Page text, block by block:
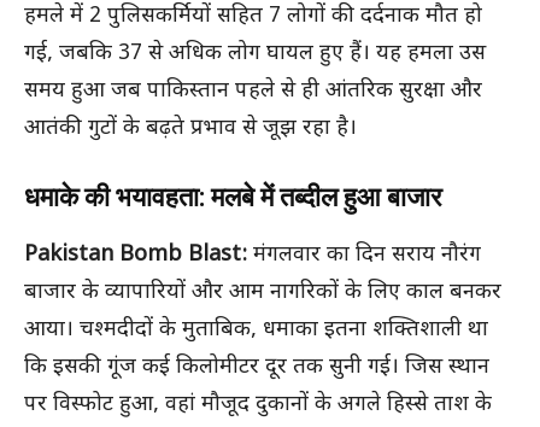
हमले में 2 पुलिसकर्मियों सहित 7 लोगों की दर्दनाक मौत हो
गई, जबकि 37 से अधिक लोग घायल हुए हैं। यह हमला उस
समय हुआ जब पाकिस्तान पहले से ही आंतरिक सुरक्षा और
आतंकी गुटों के बढ़ते प्रभाव से जूझ रहा है।
धमाके की भयावहता: मलबे में तब्दील हुआ बाजार
Pakistan Bomb Blast: मंगलवार का दिन सराय नौरंग
बाजार के व्यापारियों और आम नागरिकों के लिए काल बनकर
आया। चश्मदीदों के मुताबिक, धमाका इतना शक्तिशाली था
कि इसकी गूंज कई किलोमीटर दूर तक सुनी गई। जिस स्थान
पर विस्फोट हुआ, वहां मौजूद दुकानों के अगले हिस्से ताश के